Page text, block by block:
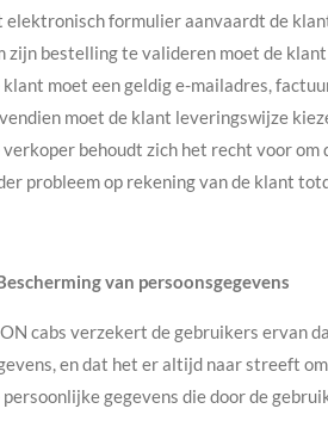
elektronisch formulier aanvaardt de
zijn bestelling te valideren moet de
klant moet een geldig e-mailadres,
moet de klant leveringswijze
verkoper behoudt zich het recht voor
probleem op rekening van de klant
van persoonsgegevens
cabs verzekert de gebruikers ervan
en dat het er altijd naar streeft
persoonlijke gegevens die door de